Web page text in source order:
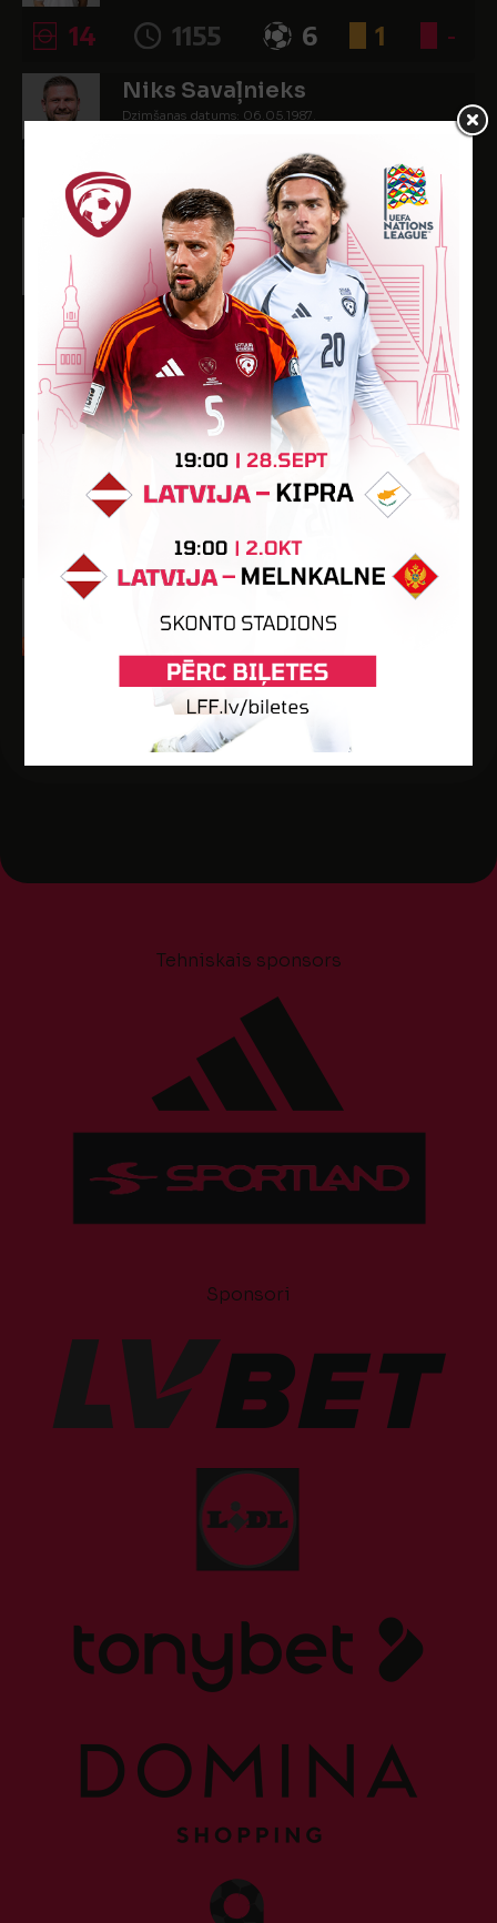
14 1155 6 1 -
Niks Savaļnieks
Dzimšanas datums: 06.05.1987.
11 637 7 4
Oskars Stupelis
Dzimšanas datums: 18.09.2006.
Spēlētāja statuss: Amatieris (FSS)
10 514 4 1 -
SPĒLĒTĀJI
Daniel Opeyemi Adelakun
Spēlētāja statuss: Profesionālis
990
Edgars Magaziņš
Dzimšanas datums: 14.08.2008.
- - -
Tehniskais sponsors
Sponsori